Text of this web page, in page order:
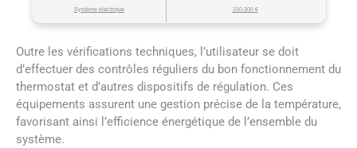
Système électrique 150-300 €
Outre les vérifications techniques, l’utilisateur se doit
d’effectuer des contrôles réguliers du bon fonctionnement du
thermostat et d’autres dispositifs de régulation. Ces
équipements assurent une gestion précise de la température,
favorisant ainsi l’efficience énergétique de l’ensemble du
système.